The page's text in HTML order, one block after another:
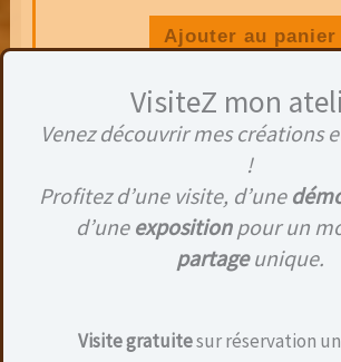
VisiteZ mon
Venez découvrir mes créations
!
Profitez d’une visite, d’une
d’une exposition pour un
partageunique.
Visite gratuitesur réservation
Ajouter au panier
Produits similaires